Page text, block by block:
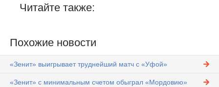
Читайте также:
Похожие новости
«Зенит» выигрывает труднейший матч с «Уфой»
«Зенит» с минимальным счетом обыграл «Мордовию»